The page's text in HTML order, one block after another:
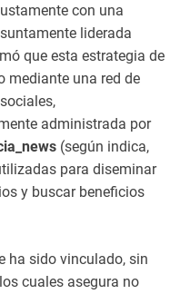
con una
liderada
que esta estrategia de
mediante una red de
administrada por
(según indica,
para diseminar
y buscar beneficios
ha sido vinculado, sin
cuales asegura no